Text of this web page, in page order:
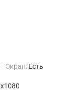
Экран: Есть